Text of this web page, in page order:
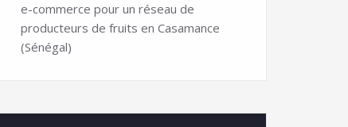
e-commerce pour un réseau de
producteurs de fruits en Casamance
(Sénégal)